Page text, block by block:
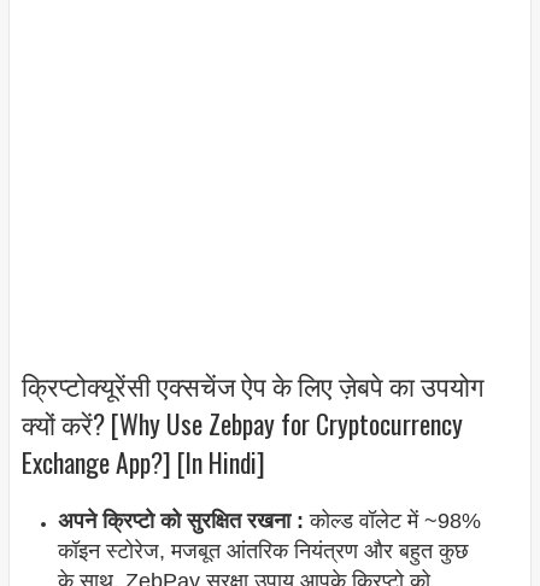
क्रिप्टोक्यूरेंसी एक्सचेंज ऐप के लिए ज़ेबपे का उपयोग
क्यों करें? [Why Use Zebpay for Cryptocurrency
Exchange App?] [In Hindi]
अपने क्रिप्टो को सुरक्षित रखना : कोल्ड वॉलेट में ~98%
कॉइन स्टोरेज, मजबूत आंतरिक नियंत्रण और बहुत कुछ